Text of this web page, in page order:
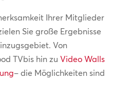
Ihrer Mitglieder
Sie große Ergebnisse
Von
TVbis hin zu Video Walls
– die Möglichkeiten sind